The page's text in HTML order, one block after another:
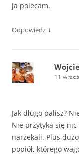
ja polecam.
Odpowiedz ↓
11
Jak długo palisz?
Nie przytyka się nic
narzekali. Plus
popiół, którego